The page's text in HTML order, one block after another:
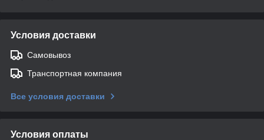
Условия доставки
Самовывоз
Транспортная компания
Все условия доставки
Условия оплаты